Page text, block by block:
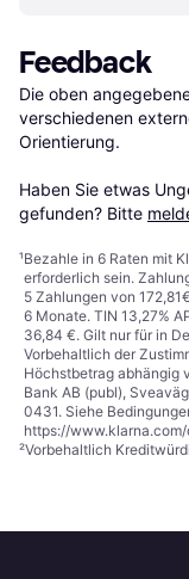
Feedback
Die oben
verschiedenen
Orientierung.
Haben Sie etwas
gefunden? Bitte
¹Bezahle in 6 Raten mit
erforderlich sein.
5 Zahlungen von
6 Monate. TIN 13,27%
36,84 €. Gilt nur für in
Vorbehaltlich der
Höchstbetrag abhängig
Bank AB (publ),
0431. Siehe
https://
²Vorbehaltlich